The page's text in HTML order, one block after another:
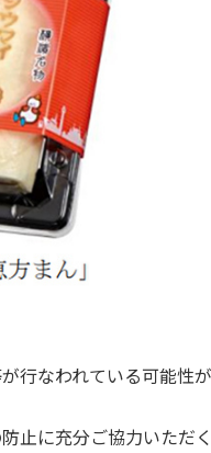
行なわれている可能性
止に充分ご協力いただ